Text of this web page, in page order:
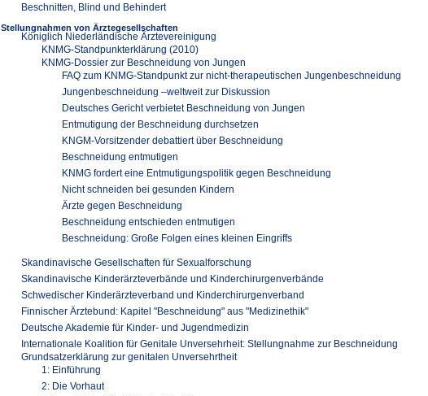
Beschnitten, Blind und Behindert
Stellungnahmen von Ärztegesellschaften
Königlich Niederländische Ärztevereinigung
KNMG-Standpunkterklärung (2010)
KNMG-Dossier zur Beschneidung von Jungen
FAQ zum KNMG-Standpunkt zur nicht-therapeutischen Jungenbeschneidung
Jungenbeschneidung –weltweit zur Diskussion
Deutsches Gericht verbietet Beschneidung von Jungen
Entmutigung der Beschneidung durchsetzen
KNGM-Vorsitzender debattiert über Beschneidung
Beschneidung entmutigen
KNMG fordert eine Entmutigungspolitik gegen Beschneidung
Nicht schneiden bei gesunden Kindern
Ärzte gegen Beschneidung
Beschneidung entschieden entmutigen
Beschneidung: Große Folgen eines kleinen Eingriffs
Skandinavische Gesellschaften für Sexualforschung
Skandinavische Kinderärzteverbände und Kinderchirurgenverbände
Schwedischer Kinderärzteverband und Kinderchirurgenverband
Finnischer Ärztebund: Kapitel "Beschneidung" aus "Medizinethik"
Deutsche Akademie für Kinder- und Jugendmedizin
Internationale Koalition für Genitale Unversehrheit: Stellungnahme zur Beschneidung
Grundsatzerklärung zur genitalen Unversehrtheit
1: Einführung
2: Die Vorhaut